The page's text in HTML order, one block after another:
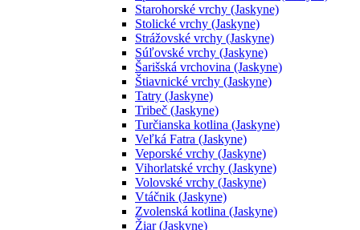
Starohorské vrchy (Jaskyne)
Stolické vrchy (Jaskyne)
Strážovské vrchy (Jaskyne)
Súľovské vrchy (Jaskyne)
Šarišská vrchovina (Jaskyne)
Štiavnické vrchy (Jaskyne)
Tatry (Jaskyne)
Tribeč (Jaskyne)
Turčianska kotlina (Jaskyne)
Veľká Fatra (Jaskyne)
Veporské vrchy (Jaskyne)
Vihorlatské vrchy (Jaskyne)
Volovské vrchy (Jaskyne)
Vtáčnik (Jaskyne)
Zvolenská kotlina (Jaskyne)
Žiar (Jaskyne)